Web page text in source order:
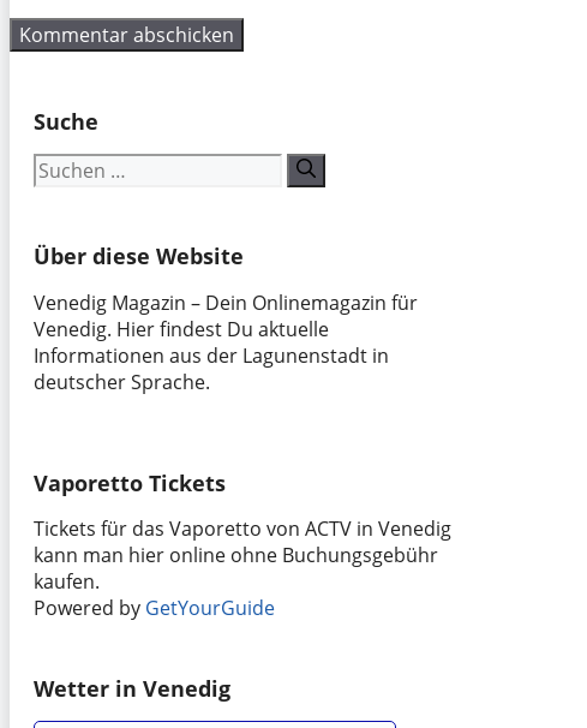
Suche
Suchen
nach:
Über diese Website
Venedig Magazin – Dein Onlinemagazin für
Venedig. Hier findest Du aktuelle
Informationen aus der Lagunenstadt in
deutscher Sprache.
Vaporetto Tickets
Tickets für das Vaporetto von ACTV in Venedig
kann man hier online ohne Buchungsgebühr
kaufen.
Powered by GetYourGuide
Wetter in Venedig